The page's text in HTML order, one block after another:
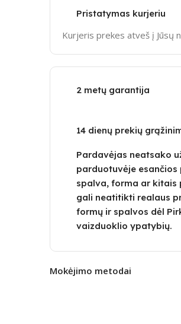
Pristatymas kurjeriu
Kurjeris prekes atveš į Jūsų
2 metų garantija
14 dienų prekių
Pardavėjas neatsako
parduotuvėje esančios
spalva, forma ar kitais
gali neatitikti realaus
formų ir spalvos dėl
vaizduoklio ypatybių.
Mokėjimo metodai